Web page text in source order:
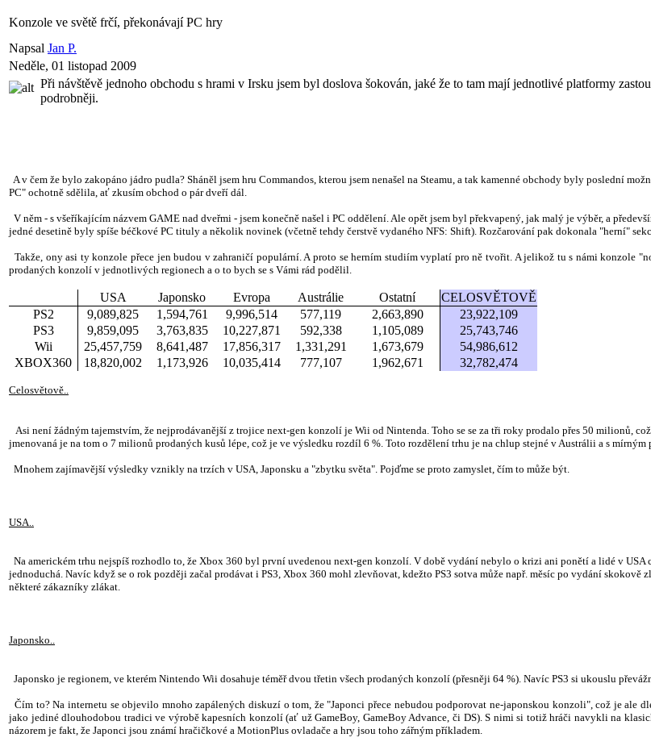
Konzole ve světě frčí, překonávají PC hry
Napsal Jan P.
Neděle, 01 listopad 2009
Při návštěvě jednoho obchodu s hrami v Irsku jsem byl doslova šokován, jaké že to tam mají jednotlivé platformy
podrobněji.
A v čem že bylo zakopáno jádro pudla? Sháněl jsem hru Commandos, kterou jsem nenašel na Steamu, a tak kamenné obchody byly poslední
PC" ochotně sdělila, ať zkusím obchod o pár dveří dál.
V něm - s všeříkajícím názvem GAME nad dveřmi - jsem konečně našel i PC oddělení. Ale opět jsem byl překvapený, jak malý je výběr, a
jedné desetině byly spíše béčkové PC tituly a několik novinek (včetně tehdy čerstvě vydaného NFS: Shift). Rozčarování pak dokonala "herní"
Takže, ony asi ty konzole přece jen budou v zahraničí populární. A proto se herním studiím vyplatí pro ně tvořit. A jelikož tu s námi konzole
prodaných konzolí v jednotlivých regionech a o to bych se s Vámi rád podělil.
USA Japonsko Evropa Austrálie Ostatní
CELOSVĚTOVĚ
PS2
9,089,825 1,594,761 9,996,514 577,119 2,663,890
23,922,109
PS3
9,859,095 3,763,835 10,227,871 592,338 1,105,089
25,743,746
Wii
25,457,759 8,641,487 17,856,317 1,331,291 1,673,679
54,986,612
XBOX360
18,820,002 1,173,926 10,035,414 777,107 1,962,671 32,782,474
Celosvětově..
Asi není žádným tajemstvím, že nejprodávanější z trojice next-gen konzolí je Wii od Nintenda. Toho se se za tři roky prodalo přes 50 milionů,
jmenovaná je na tom o 7 milionů prodaných kusů lépe, což je ve výsledku rozdíl 6 %. Toto rozdělení trhu je na chlup stejné v Austrálii a s mírným
Mnohem zajímavější výsledky vznikly na trzích v USA, Japonsku a "zbytku světa". Pojďme se proto zamyslet, čím to může být.
USA..
Na americkém trhu nejspíš rozhodlo to, že Xbox 360 byl první uvedenou next-gen konzolí. V době vydání nebylo o krizi ani ponětí a lidé v
jednoduchá. Navíc když se o rok později začal prodávat i PS3, Xbox 360 mohl zlevňovat, kdežto PS3 sotva může např. měsíc po vydání
některé zákazníky zlákat.
Japonsko..
Japonsko je regionem, ve kterém Nintendo Wii dosahuje téměř dvou třetin všech prodaných konzolí (přesněji 64 %). Navíc PS3 si ukouslu
Čím to? Na internetu se objevilo mnoho zapálených diskuzí o tom, že "Japonci přece nebudou podporovat ne-japonskou konzoli", což je ale
jako jediné dlouhodobou tradici ve výrobě kapesních konzolí (ať už GameBoy, GameBoy Advance, či DS). S nimi si totiž hráči navykli na
názorem je fakt, že Japonci jsou známí hračičkové a MotionPlus ovladače a hry jsou toho zářným příkladem.